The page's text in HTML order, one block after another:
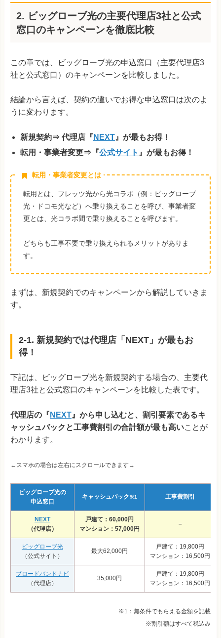
2. ビッグローブ光の主要代理店3社と公式
窓口のキャンペーンを徹底比較
この章では、ビッグローブ光の申込窓口（主要代理店3
社と公式窓口）のキャンペーンを比較しました。
結論から言えば、契約の違いでお得な申込窓口は次のよ
うに変わります。
新規契約⇒ 代理店『 NEXT 』が最もお得！
転用・事業者変更⇒『公式サイト 』が最もお得！
転用・事業者変更とは
転用とは、フレッツ光から光コラボ（例：ビッグローブ
光・ドコモ光など）へ乗り換えることを呼び、事業者変
更とは、光コラボ間で乗り換えることを呼びます。
どちらも工事不要で乗り換えられるメリットがありま
す。
まずは、新規契約でのキャンペーンから解説していきま
す。
2-1. 新規契約では代理店「NEXT」が最もお
得！
下記は、ビッグローブ光を新規契約する場合の、主要代
理店3社と公式窓口のキャンペーンを比較した表です。
代理店の『 NEXT 』から申し込むと、割引要素であるキ
ャッシュバックと工事費割引の合計額が最も高いことが
わかります。
←スマホの場合は左右にスクロールできます→
ビッグローブ光の
申込窓口
キャッシュバック※1 工事費割引
NEXT
（代理店）
戸建て：60,000円
マンション：57,000円
–
ビッグローブ光
（公式サイト）
最大62,000円
戸建て：19,800円
マンション：16,500円
ブロードバンドナビ
（代理店）
35,000円
戸建て：19,800円
マンション：16,500円
※1：無条件でもらえる金額を記載
※割引額はすべて税込み